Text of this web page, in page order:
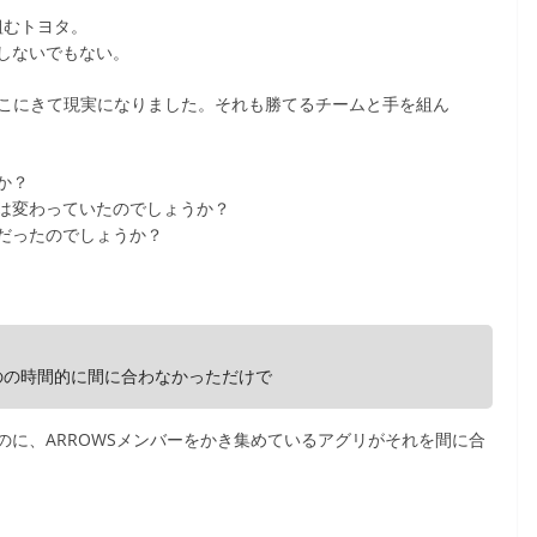
トヨタ。
いでもない。
にきて現実になりました。それも勝てるチームと手を組ん
？
変わっていたのでしょうか？
ったのでしょうか？
時間的に間に合わなかっただけで
、ARROWSメンバーをかき集めているアグリがそれを間に合